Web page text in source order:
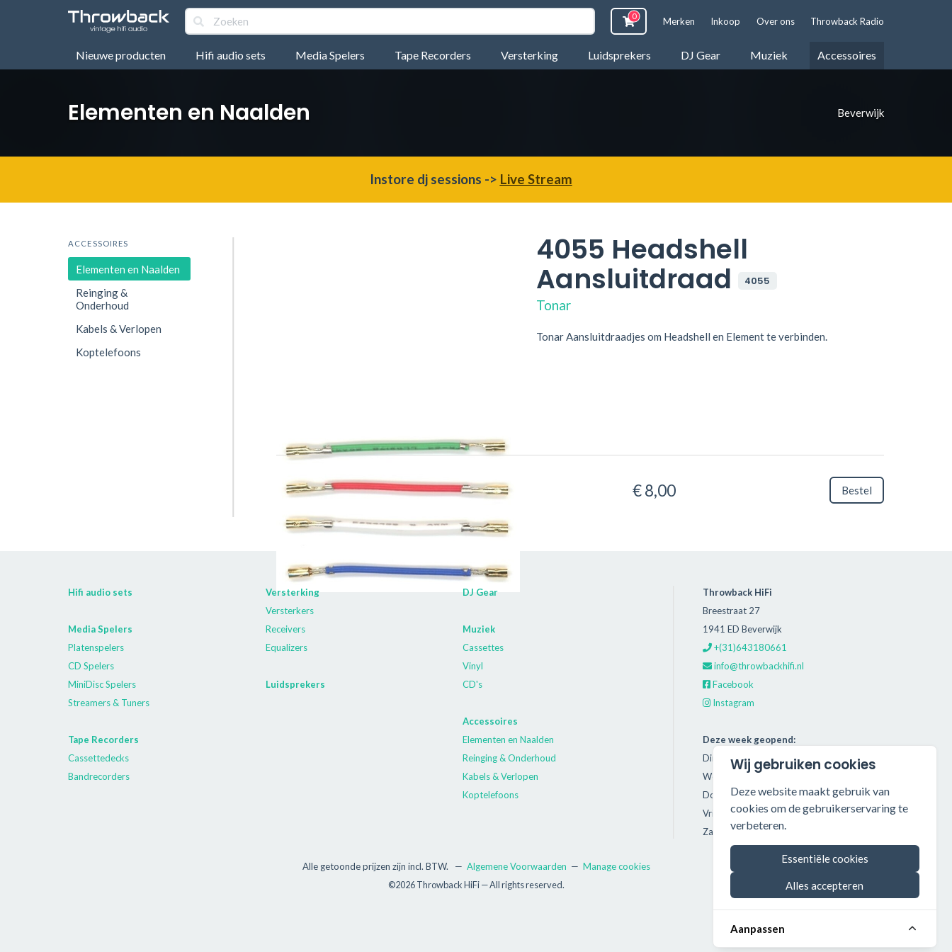
Nieuwe producten Hifi audio sets Media Spelers Tape Recorders Versterking Luidsprekers DJ Gear Muziek Accessoires
Merken Inkoop Over ons Throwback Radio
Elementen en Naalden Beverwijk
Instore dj sessions -> Live Stream
ACCESSOIRES
Elementen en Naalden
Reinging &
Onderhoud
Kabels & Verlopen
Koptelefoons
4055 Headshell
Aansluitdraad
4055
Tonar
Tonar Aansluitdraadjes om Headshell en Element te verbinden.
TN00015 € 8,00 Bestel
Hifi audio sets
Media Spelers
Platenspelers
CD Spelers
MiniDisc Spelers
Streamers & Tuners
Tape Recorders
Cassettedecks
Bandrecorders
Versterking
Versterkers
Receivers
Equalizers
Luidsprekers
DJ Gear
Muziek
Cassettes
Vinyl
CD's
Accessoires
Elementen en Naalden
Reinging & Onderhoud
Kabels & Verlopen
Koptelefoons
Throwback HiFi
Breestraat 27
1941 ED Beverwijk
+(31)643180661
info@throwbackhifi.nl
Facebook
Instagram
Deze week geopend:
Dinsdag: 11:00 - 18:00
Woensdag: 11:00 - 18:00
Donderdag: 11:00 - 21:00
Vrijdag: 11:00 - 18:00
Zaterdag: 11:00 - 17:00
Alle getoonde prijzen zijn incl. BTW. — Algemene Voorwaarden — Manage cookies
©2026 Throwback HiFi — All rights reserved.
Wij gebruiken cookies
Deze website maakt gebruik van
cookies om de gebruikerservaring te
verbeteren.
Essentiële cookies
Alles accepteren
Aanpassen